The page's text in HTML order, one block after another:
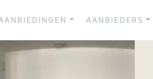
AANBIEDERS